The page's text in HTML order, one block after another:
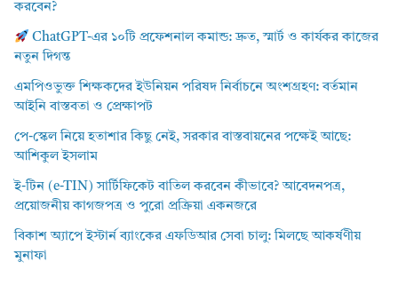
করবেন?
ChatGPT-এর ১০টি প্রফেশনাল কমান্ড: দ্রুত, স্মার্ট ও কার্যকর কাজের
নতুন দিগন্ত
এমপিওভুক্ত শিক্ষকদের ইউনিয়ন পরিষদ নির্বাচনে অংশগ্রহণ: বর্তমান
আইনি বাস্তবতা ও প্রেক্ষাপট
পে-স্কেল নিয়ে হতাশার কিছু নেই, সরকার বাস্তবায়নের পক্ষেই আছে:
আশিকুল ইসলাম
ই-টিন (e-TIN) সার্টিফিকেট বাতিল করবেন কীভাবে? আবেদনপত্র,
প্রয়োজনীয় কাগজপত্র ও পুরো প্রক্রিয়া একনজরে
বিকাশ অ্যাপে ইস্টার্ন ব্যাংকের এফডিআর সেবা চালু: মিলছে আকর্ষণীয়
মুনাফা